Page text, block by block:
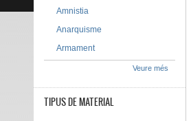
Amnistia
Anarquisme
Armament
Veure més
TIPUS DE MATERIAL